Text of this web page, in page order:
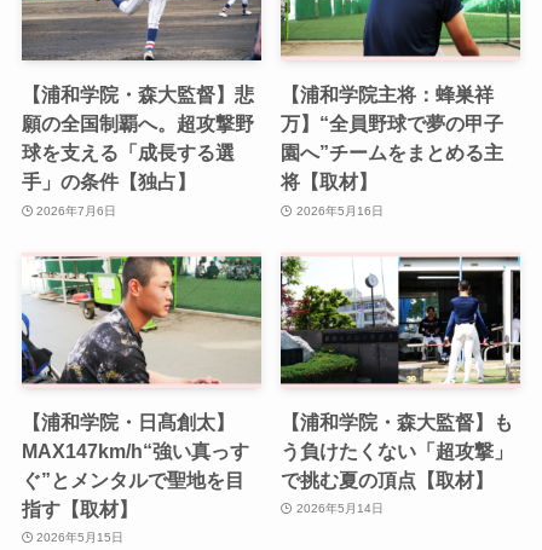
【浦和学院・森大監督】悲
願の全国制覇へ。超攻撃野
球を支える「成長する選
手」の条件【独占】
2026年7月6日
【浦和学院主将：蜂巣祥
万】“全員野球で夢の甲子
園へ”チームをまとめる主
将【取材】
2026年5月16日
【浦和学院・日髙創太】
MAX147km/h“強い真っす
ぐ”とメンタルで聖地を目
指す【取材】
2026年5月15日
【浦和学院・森大監督】も
う負けたくない「超攻撃」
で挑む夏の頂点【取材】
2026年5月14日